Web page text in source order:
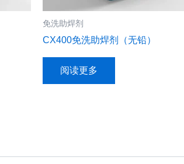
免洗助焊剂
CX400免洗助焊剂（无铅）
阅读更多